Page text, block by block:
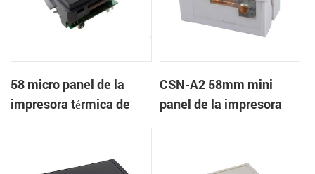
58 micro panel de la
impresora térmica de
CSN-A2 58mm mini
panel de la impresora